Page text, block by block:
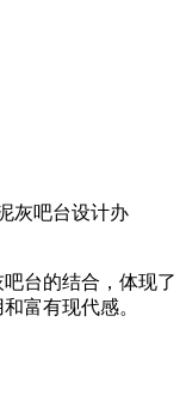
灰吧台设计办
台的结合，体现了
富有现代感。